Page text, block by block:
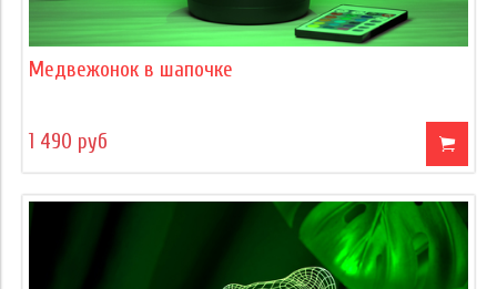
Медвежонок в шапочке
1 490 руб